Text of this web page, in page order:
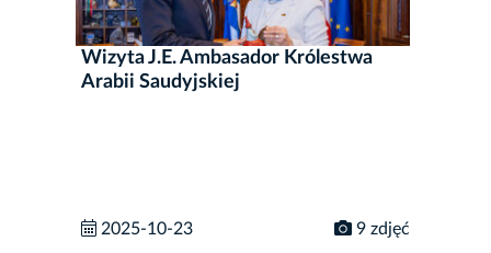
Wizyta J.E. Ambasador Królestwa
Arabii Saudyjskiej
2025-10-23 9 zdjęć